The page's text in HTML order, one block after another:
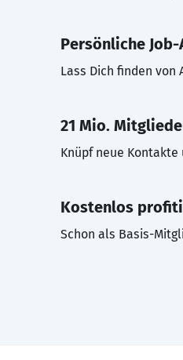
Persönliche
Lass Dich finden von
21 Mio.
Knüpf neue
Kostenlos
Schon als Basis-